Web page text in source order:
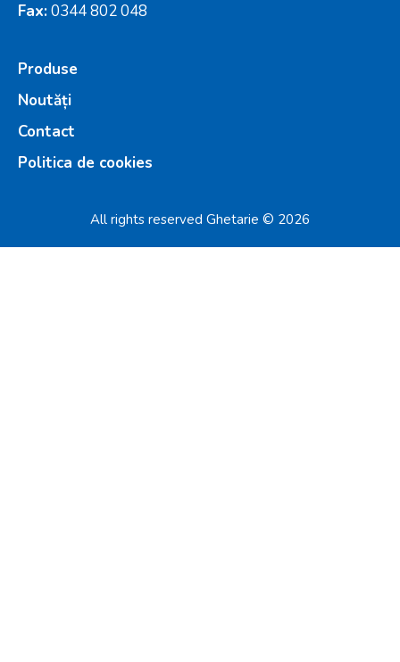
Fax:0344 802 048
Produse
Noutăți
Contact
Politica de cookies
All rights reserved Ghetarie © 2026